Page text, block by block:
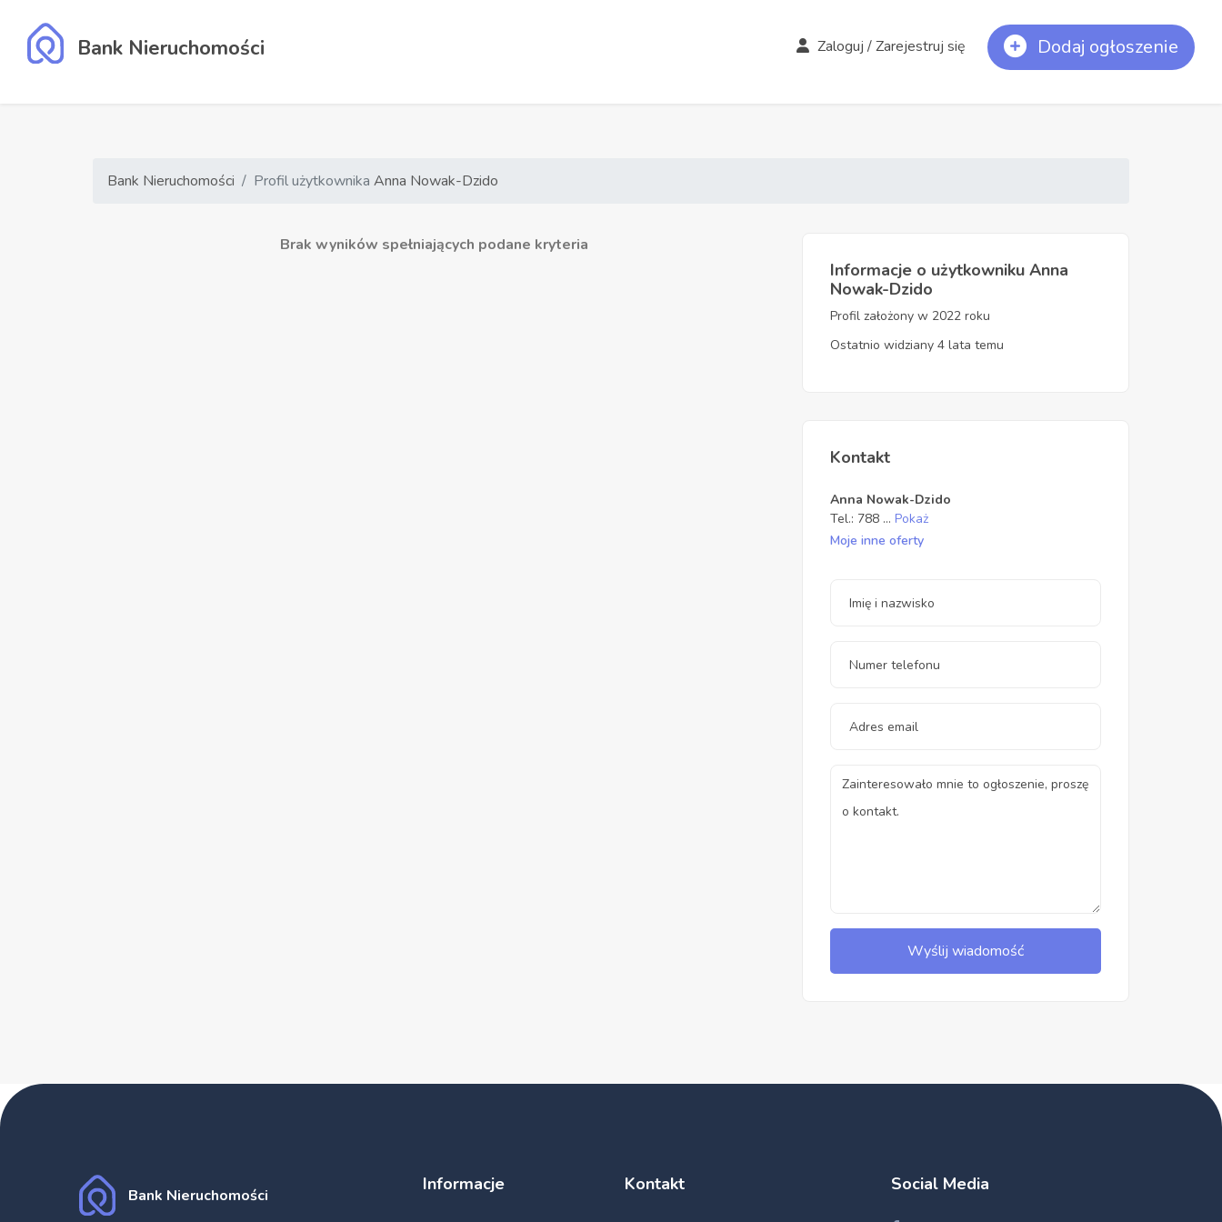
Bank Nieruchomości Zaloguj / Zarejestruj się Dodaj ogłoszenie
Bank Nieruchomości Profil użytkownika Anna Nowak-Dzido
Brak wyników spełniających podane kryteria
Informacje o użytkowniku Anna
Nowak-Dzido
Profil założony w 2022 roku
Ostatnio widziany 4 lata temu
Kontakt
Anna Nowak-Dzido
Tel.: 788 ... Pokaż
Moje inne oferty
Wyślij wiadomość
Bank Nieruchomości
Informacje Kontakt Social Media